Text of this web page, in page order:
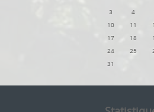
3
4
10
11
17
18
24
25
31